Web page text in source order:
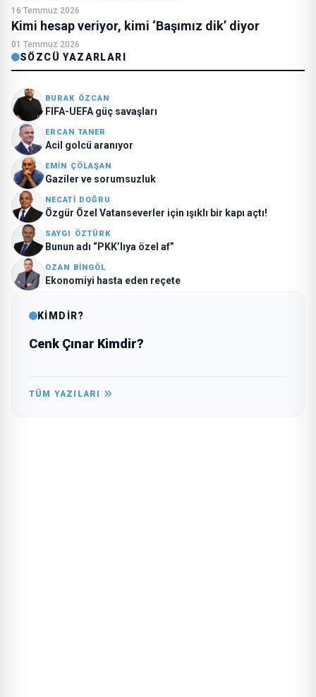
16 Temmuz 2026
Kimi hesap veriyor, kimi ‘Başımız dik’ diyor
01 Temmuz 2026
SÖZCÜ YAZARLARI
BURAK ÖZCAN
FIFA-UEFA güç savaşları
ERCAN TANER
Acil golcü aranıyor
EMIN ÇÖLAŞAN
Gaziler ve sorumsuzluk
NECATI DOĞRU
Özgür Özel Vatanseverler için ışıklı bir kapı açtı!
SAYGI ÖZTÜRK
Bunun adı “PKK’lıya özel af”
OZAN BINGÖL
Ekonomiyi hasta eden reçete
KİMDİR?
Cenk Çınar Kimdir?
TÜM YAZILARI